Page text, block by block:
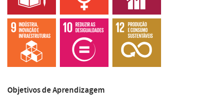
Objetivos de Aprendizagem